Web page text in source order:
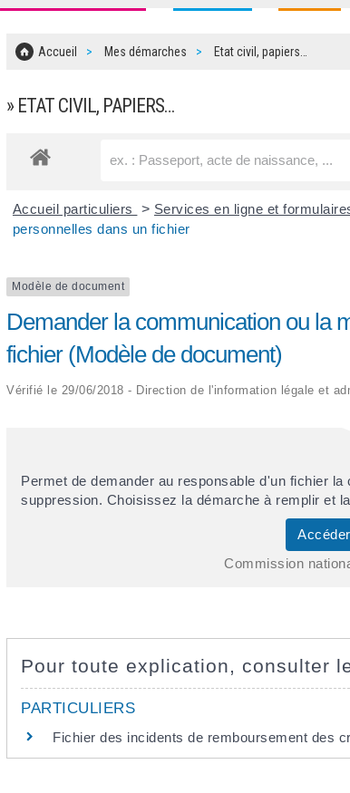
Accueil Mes démarches Etat civil, papiers…
» ETAT CIVIL, PAPIERS…
Accueil particuliers > Services en ligne et
personnelles dans un fichier
Modèle de document
Demander la communication ou la
fichier (Modèle de document)
Vérifié le 29/06/2018 - Direction de l'information légale et
Permet de demander au responsable d'un fichier
suppression. Choisissez la démarche à remplir et
Commission
Pour toute explication, consulter
PARTICULIERS
Fichier des incidents de remboursement des